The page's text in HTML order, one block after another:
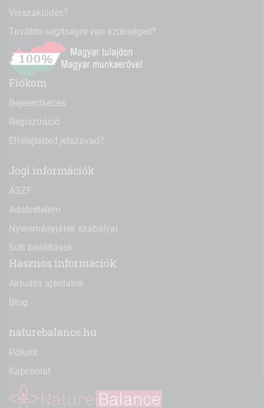
Visszaküldés?
További segítségre van szükséged?
Fiókom
Bejelentkezés
Regisztráció
Elfelejtetted jelszavad?
Jogi információk
ÁSZF
Adatvételem
Nyereményjáték szabályai
Süti beállítások
Hasznos információk
Aktuális ajánlatok
Blog
naturebalance.hu
Rólunk
Kapcsolat